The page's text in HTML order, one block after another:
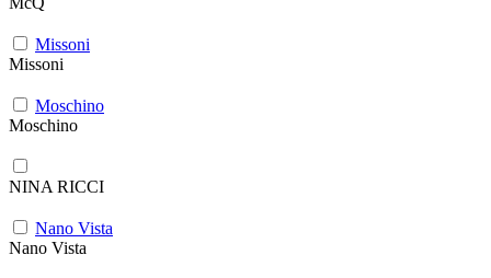
Missoni
Missoni
Moschino
Moschino
NINA RICCI
Nano Vista
Nano Vista